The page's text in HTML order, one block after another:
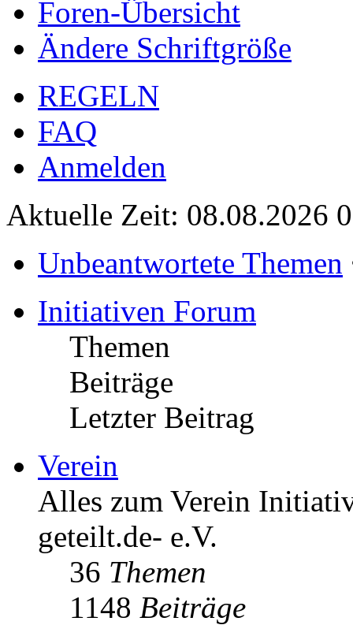
Foren-Übersicht
Ändere Schriftgröße
REGELN
FAQ
Anmelden
Aktuelle Zeit: 08.08.2026
Unbeantwortete Themen
Initiativen Forum
Themen
Beiträge
Letzter Beitrag
Verein
Alles zum Verein
geteilt.de- e.V.
36 Themen
1148 Beiträge